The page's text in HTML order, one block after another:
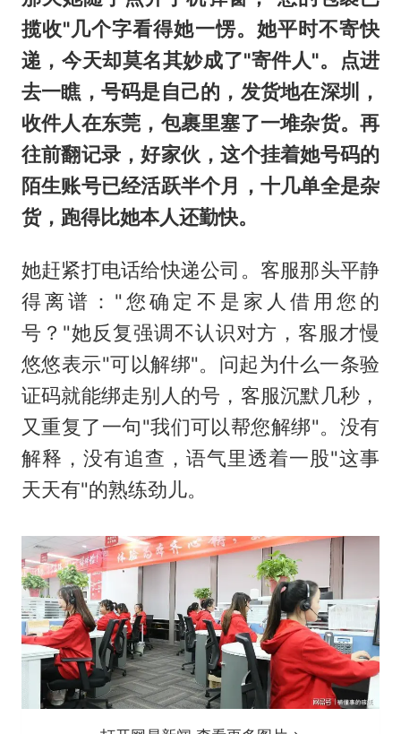
揽收"几个字看得她一愣。她平时不寄快
递，今天却莫名其妙成了"寄件人"。点进
去一瞧，号码是自己的，发货地在深圳，
收件人在东莞，包裹里塞了一堆杂货。再
往前翻记录，好家伙，这个挂着她号码的
陌生账号已经活跃半个月，十几单全是杂
货，跑得比她本人还勤快。
她赶紧打电话给快递公司。客服那头平静
得离谱："您确定不是家人借用您的
号？"她反复强调不认识对方，客服才慢
悠悠表示"可以解绑"。问起为什么一条验
证码就能绑走别人的号，客服沉默几秒，
又重复了一句"我们可以帮您解绑"。没有
解释，没有追查，语气里透着一股"这事
天天有"的熟练劲儿。